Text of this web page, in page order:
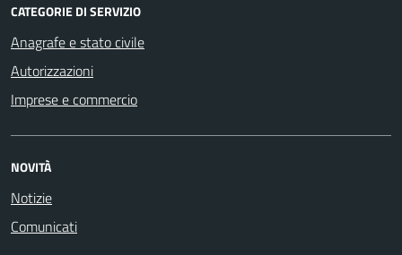
CATEGORIE DI SERVIZIO
Anagrafe e stato civile
Autorizzazioni
Imprese e commercio
NOVITÀ
Notizie
Comunicati